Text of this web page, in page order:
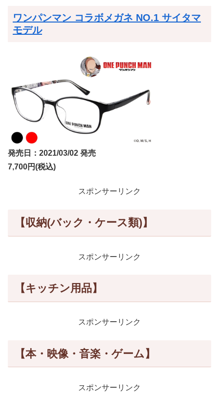
ワンパンマン コラボメガネ NO.1 サイタマ
モデル
発売日：2021/03/02 発売
7,700円(税込)
スポンサーリンク
【収納(バック・ケース類)】
スポンサーリンク
【キッチン用品】
スポンサーリンク
【本・映像・音楽・ゲーム】
スポンサーリンク